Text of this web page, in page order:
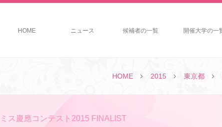
HOME ニュース 候補者の一覧 開催大学の一
HOME 2015 東京都
ミス慶應コンテスト2015 FINALIST